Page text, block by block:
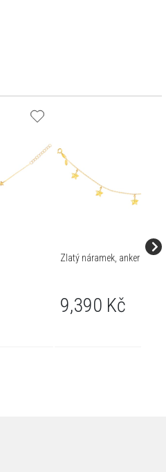
Zlatý náramek, anker -
9,390 Kč